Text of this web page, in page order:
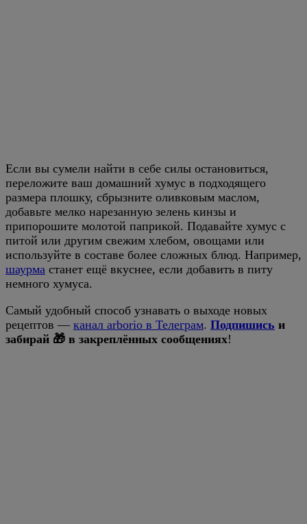
Если вы сумели найти в себе силы остановиться,
переложите ваш домашний хумус в подходящего
размера плошку, сбрызните оливковым маслом,
добавьте мелко нарезанную зелень кинзы и
припорошите молотой паприкой. Подавайте хумус с
питой или другим свежим хлебом, овощами или
используйте в составе более сложных блюд. Например,
шаурма станет ещё вкуснее, если добавить в питу
немного хумуса.
Самый удобный способ узнавать о выходе новых
рецептов — канал arborio в Телеграм. Подпишись и
забирай 🎁 в закреплённых сообщениях!